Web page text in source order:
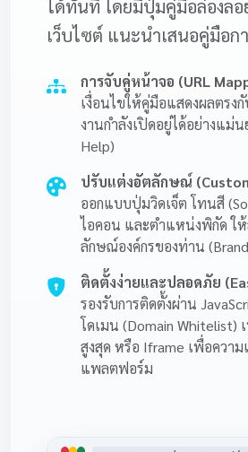
ได้ทันที โดยมีปุ่มคู่มือล่องล
เว็บไซต์ แนะนำเสนอคู่มือก
การจับคู่หน้าจอ (URL
เงื่อนไขให้คู่มือแสดงผลตรง
งานกำลังเปิดอยู่ได้อย่างแม่
Help)
ปรับแต่งอัตลักษณ์
ออกแบบปุ่มวิดเจ็ต โทนสี
ไอคอน และตำแหน่งพิกัด ใ
ลักษณ์องค์กรของท่าน
ติดตั้งง่ายและปลอดภัย
รองรับการติดตั้งผ่าน
โดเมน (Domain Whitelist)
สูงสุด หรือ Iframe เพื่อควา
แพลตฟอร์ม